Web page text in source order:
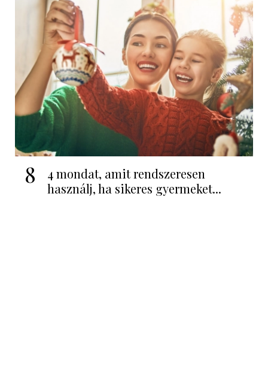
8
4 mondat, amit rendszeresen
használj, ha sikeres gyermeket...